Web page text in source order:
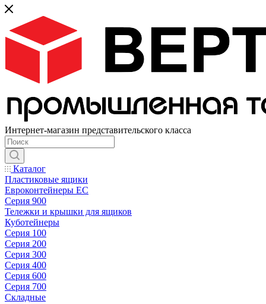
Интернет-магазин представительского класса
Каталог
Пластиковые ящики
Евроконтейнеры ЕС
Серия 900
Тележки и крышки для ящиков
Куботейнеры
Серия 100
Серия 200
Серия 300
Серия 400
Серия 600
Серия 700
Складные